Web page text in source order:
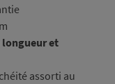
longueur et
assorti au